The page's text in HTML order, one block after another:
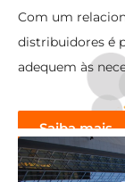
Com um
distribuidores é
adequem às
Saiba mais